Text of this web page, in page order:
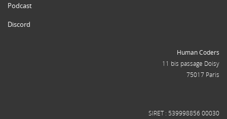
Podcast
Discord
Human Coders
11 bis passage Doisy
75017 Paris
SIRET : 539998856 00030